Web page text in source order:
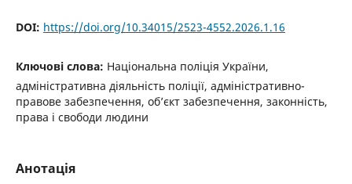
DOI: https://doi.org/10.34015/2523-4552.2026.1.16
Ключові слова: Національна поліція України,
адміністративна діяльність поліції, адміністративно-
правове забезпечення, об’єкт забезпечення, законність,
права і свободи людини
Анотація